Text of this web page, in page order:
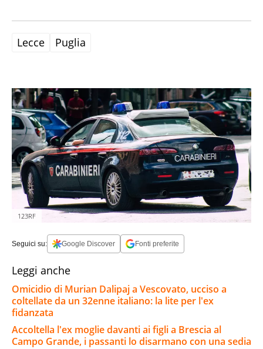
Lecce Puglia
123RF
Seguici su: Google Discover Fonti preferite
Leggi anche
Omicidio di Murian Dalipaj a Vescovato, ucciso a
coltellate da un 32enne italiano: la lite per l'ex
fidanzata
Accoltella l'ex moglie davanti ai figli a Brescia al
Campo Grande, i passanti lo disarmano con una sedia